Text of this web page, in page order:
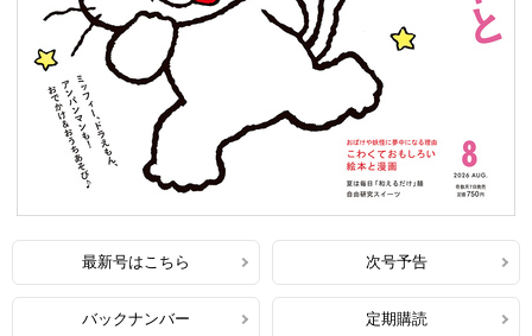
最新号はこちら 次号予告
バックナンバー 定期購読